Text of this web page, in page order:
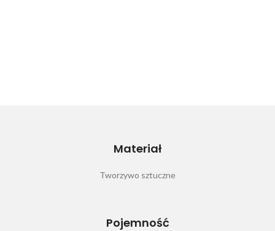
Materiał
Tworzywo sztuczne
Pojemność